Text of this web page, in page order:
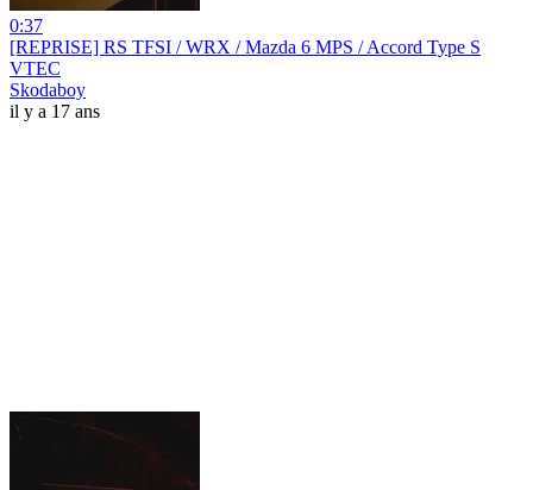
0:37
[REPRISE] RS TFSI / WRX / Mazda 6 MPS / Accord Type S
VTEC
Skodaboy
il y a 17 ans